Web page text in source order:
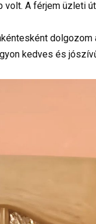
volt. A férjem üzleti
kedves és